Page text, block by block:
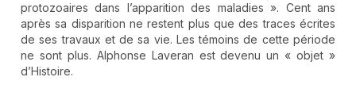
protozoaires dans l’apparition des maladies ». Cent ans
après sa disparition ne restent plus que des traces écrites
de ses travaux et de sa vie. Les témoins de cette période
ne sont plus. Alphonse Laveran est devenu un « objet »
d’Histoire.